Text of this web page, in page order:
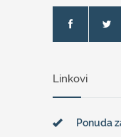
Linkovi
Ponuda